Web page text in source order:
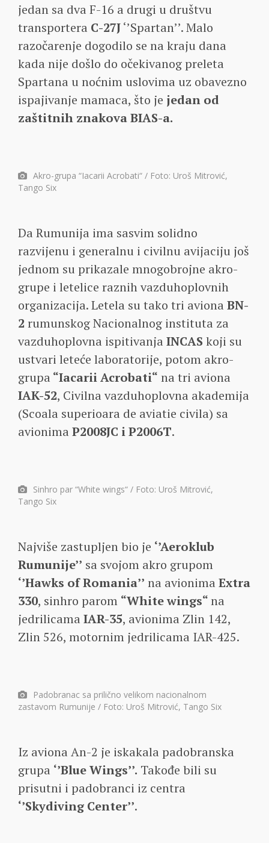
jedan sa dva F-16 a drugi u društvu
transportera C-27J‘’Spartan’’. Malo
razočarenje dogodilo se na kraju dana
kada nije došlo do očekivanog preleta
Spartana u noćnim uslovima uz obavezno
ispajivanje mamaca, što je jedan od
zaštitnih znakova BIAS-a.
Akro-grupa “Iacarii Acrobati“ / Foto: Uroš Mitrović,
Tango Six
Da Rumunija ima sasvim solidno
razvijenu i generalnu i civilnu avijaciju još
jednom su prikazale mnogobrojne akro-
grupe i letelice raznih vazduhoplovnih
organizacija. Letela su tako tri aviona BN-
2 rumunskog Nacionalnog instituta za
vazduhoplovna ispitivanja INCAS koji su
ustvari leteće laboratorije, potom akro-
grupa “Iacarii Acrobati“ na tri aviona
IAK-52, Civilna vazduhoplovna akademija
(Scoala superioara de aviatie civila) sa
avionima P2008JC i P2006T.
Sinhro par “White wings“ / Foto: Uroš Mitrović,
Tango Six
Najviše zastupljen bio je ‘’Aeroklub
Rumunije’’ sa svojom akro grupom
‘’Hawks of Romania’’ na avionima Extra
330, sinhro parom “White wings“na
jedrilicama IAR-35, avionima Zlin 142,
Zlin 526, motornim jedrilicama IAR-425.
Padobranac sa prilično velikom nacionalnom
zastavom Rumunije / Foto: Uroš Mitrović, Tango Six
Iz aviona An-2 je iskakala padobranska
grupa ‘’Blue Wings’’. Takođe bili su
prisutni i padobranci iz centra
‘’Skydiving Center’’.